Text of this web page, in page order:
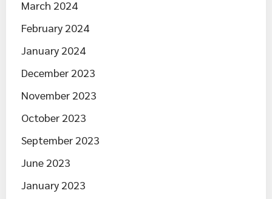
March 2024
February 2024
January 2024
December 2023
November 2023
October 2023
September 2023
June 2023
January 2023